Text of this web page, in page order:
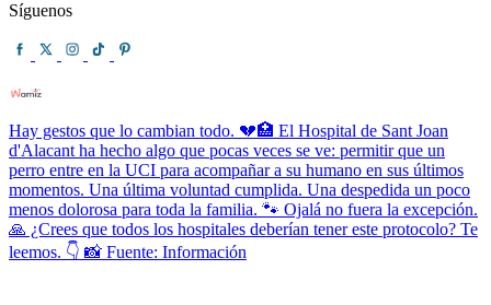
Síguenos
Hay gestos que lo cambian todo. 💔🏥 El Hospital de Sant Joan
d'Alacant ha hecho algo que pocas veces se ve: permitir que un
perro entre en la UCI para acompañar a su humano en sus últimos
momentos. Una última voluntad cumplida. Una despedida un poco
menos dolorosa para toda la familia. 🐾 Ojalá no fuera la excepción.
🙏 ¿Crees que todos los hospitales deberían tener este protocolo? Te
leemos. 👇 📸 Fuente: Información